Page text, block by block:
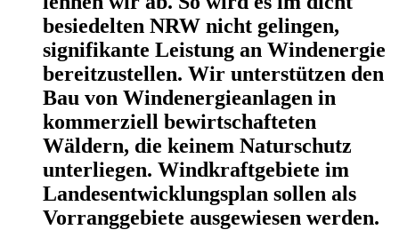
besiedelten NRW nicht gelingen,
signifikante Leistung an Windenergie
bereitzustellen. Wir unterstützen den
Bau von Windenergieanlagen in
kommerziell bewirtschafteten
Wäldern, die keinem Naturschutz
unterliegen. Windkraftgebiete im
Landesentwicklungsplan sollen als
Vorranggebiete ausgewiesen werden.